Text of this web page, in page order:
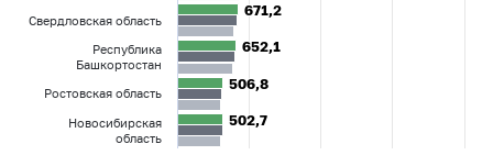
671,2
671,2
652,1
652,1
506,8
506,8
502,7
502,7
Свердловская область
Республика
Башкортостан
Ростовская область
Новосибирская
область